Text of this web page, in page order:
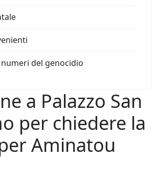
del genocidio
a Palazzo San
per chiedere la
Aminatou